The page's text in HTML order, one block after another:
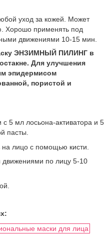
уход за кожей. Может
Хорошо применять под
движениями 10-15 мин.
ЭНЗИМНЫЙ ПИЛИНГ в
Для улучшения
эпидермисом
пористой и
5 мл лосьона-активатора и 5
пасты.
лицо с помощью кисти.
по лицу 5-10
маски для лица